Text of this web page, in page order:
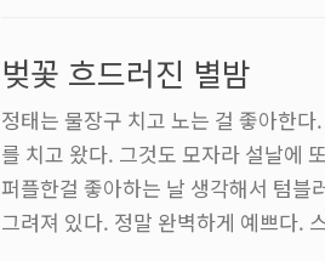
벚꽃 흐드러진 별밤
정태는 물장구 치고 노는 걸 좋아한
를 치고 왔다. 그것도 모자라 설날에
퍼플한걸 좋아하는 날 생각해서 텀블
그려져 있다. 정말 완벽하게 예쁘다.